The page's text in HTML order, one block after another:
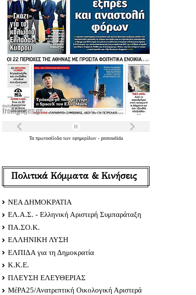
Τα πρωτοσέλιδα των εφημερίδων - protoselida
Πολιτικά Κόμματα & Κινήσεις
ΝΕΑ ΔΗΜΟΚΡΑΤΙΑ
ΕΛ.Α.Σ. - Ελληνική Αριστερή Συμπαράταξη
ΠΑ.ΣΟ.Κ.
ΕΛΛΗΝΙΚΗ ΛΥΣΗ
ΕΛΠΙΔΑ για τη Δημοκρατία
Κ.Κ.Ε.
ΠΛΕΥΣΗ ΕΛΕΥΘΕΡΙΑΣ
ΜέΡΑ25/Ανατρεπτική Οικολογική Αριστερά